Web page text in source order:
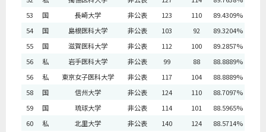
53
国 長崎大学 非公表 123 110
89.4309%
54
国 島根医科大学 非公表 103 92
89.3204%
55
国 滋賀医科大学 非公表 112 100
89.2857%
56
私 岩手医科大学 非公表 99 88
88.8889%
56
私 東京女子医科大学 非公表 117 104
88.8889%
58
国 信州大学 非公表 124 110
88.7097%
59
国 琉球大学 非公表 114 101
88.5965%
60
私 北里大学 非公表 140 124
88.5714%